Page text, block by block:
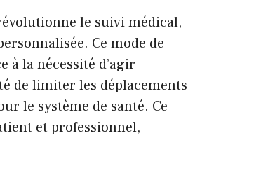
le suivi médical,
Ce mode de
à la nécessité d’agir
de limiter les déplacements
le système de santé. Ce
et professionnel,